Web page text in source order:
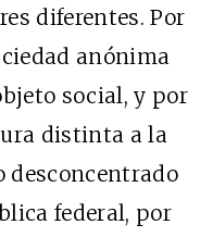
diferentes. Por
anónima
social, y por
distinta a la
desconcentrado
federal, por